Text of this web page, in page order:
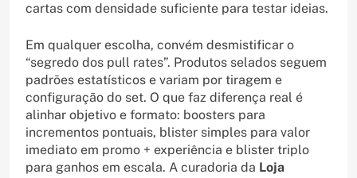
cartas com densidade suficiente para testar ideias.
Em qualquer escolha, convém desmistificar o
“segredo dos pull rates”. Produtos selados seguem
padrões estatísticos e variam por tiragem e
configuração do set. O que faz diferença real é
alinhar objetivo e formato: boosters para
incrementos pontuais, blister simples para valor
imediato em promo + experiência e blister triplo
para ganhos em escala. A curadoria da Loja